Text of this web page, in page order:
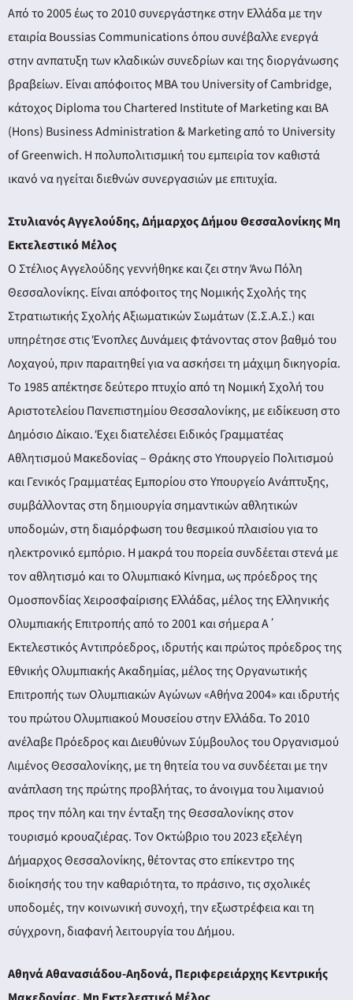
Από το 2005 έως το 2010 συνεργάστηκε στην Ελλάδα με την
εταιρία Boussias Communications όπου συνέβαλλε ενεργά
στην ανπατυξη των κλαδικών συνεδρίων και της διοργάνωσης
βραβείων. Είναι απόφοιτος MBA του University of Cambridge,
κάτοχος Diploma του Chartered Institute of Marketing και BA
(Hons) Business Administration & Marketing από το University
of Greenwich. Η πολυπολιτισμική του εμπειρία τον καθιστά
ικανό να ηγείται διεθνών συνεργασιών με επιτυχία.
Στυλιανός Αγγελούδης, Δήμαρχος Δήμου Θεσσαλονίκης Μη
Εκτελεστικό Μέλος
Ο Στέλιος Αγγελούδης γεννήθηκε και ζει στην Άνω Πόλη
Θεσσαλονίκης. Είναι απόφοιτος της Νομικής Σχολής της
Στρατιωτικής Σχολής Αξιωματικών Σωμάτων (Σ.Σ.Α.Σ.) και
υπηρέτησε στις Ένοπλες Δυνάμεις φτάνοντας στον βαθμό του
Λοχαγού, πριν παραιτηθεί για να ασκήσει τη μάχιμη δικηγορία.
Το 1985 απέκτησε δεύτερο πτυχίο από τη Νομική Σχολή του
Αριστοτελείου Πανεπιστημίου Θεσσαλονίκης, με ειδίκευση στο
Δημόσιο Δίκαιο. Έχει διατελέσει Ειδικός Γραμματέας
Αθλητισμού Μακεδονίας – Θράκης στο Υπουργείο Πολιτισμού
και Γενικός Γραμματέας Εμπορίου στο Υπουργείο Ανάπτυξης,
συμβάλλοντας στη δημιουργία σημαντικών αθλητικών
υποδομών, στη διαμόρφωση του θεσμικού πλαισίου για το
ηλεκτρονικό εμπόριο. Η μακρά του πορεία συνδέεται στενά με
τον αθλητισμό και το Ολυμπιακό Κίνημα, ως πρόεδρος της
Ομοσπονδίας Χειροσφαίρισης Ελλάδας, μέλος της Ελληνικής
Ολυμπιακής Επιτροπής από το 2001 και σήμερα Α΄
Εκτελεστικός Αντιπρόεδρος, ιδρυτής και πρώτος πρόεδρος της
Εθνικής Ολυμπιακής Ακαδημίας, μέλος της Οργανωτικής
Επιτροπής των Ολυμπιακών Αγώνων «Αθήνα 2004» και ιδρυτής
του πρώτου Ολυμπιακού Μουσείου στην Ελλάδα. Το 2010
ανέλαβε Πρόεδρος και Διευθύνων Σύμβουλος του Οργανισμού
Λιμένος Θεσσαλονίκης, με τη θητεία του να συνδέεται με την
ανάπλαση της πρώτης προβλήτας, το άνοιγμα του λιμανιού
προς την πόλη και την ένταξη της Θεσσαλονίκης στον
τουρισμό κρουαζιέρας. Τον Οκτώβριο του 2023 εξελέγη
Δήμαρχος Θεσσαλονίκης, θέτοντας στο επίκεντρο της
διοίκησής του την καθαριότητα, το πράσινο, τις σχολικές
υποδομές, την κοινωνική συνοχή, την εξωστρέφεια και τη
σύγχρονη, διαφανή λειτουργία του Δήμου.
Αθηνά Αθανασιάδου-Αηδονά, Περιφερειάρχης Κεντρικής